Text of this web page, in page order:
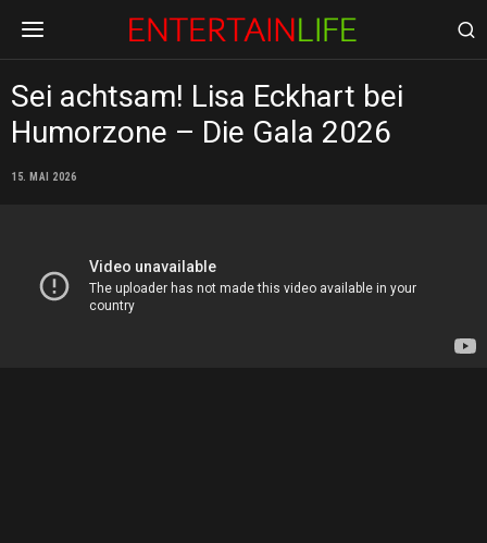
Sei achtsam! Lisa Eckhart bei
Humorzone – Die Gala 2026
15. MAI 2026